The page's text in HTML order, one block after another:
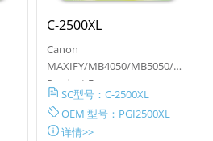
C-2500XL
Canon
MAXIFY/MB4050/MB5050/MB5350
Product Fe...
SC型号：C-2500XL
OEM 型号：PGI2500XL
详情>>